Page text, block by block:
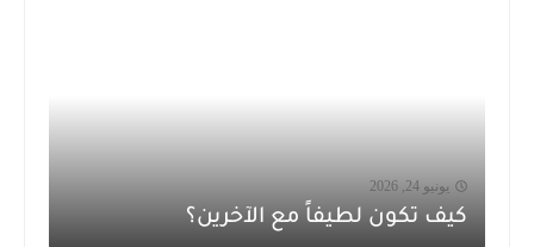
يونيو 24, 2026
كيف تكون لطيفاً مع الآخرين؟